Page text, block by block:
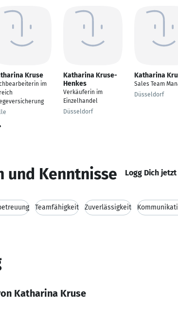
Kruse
im
Katharina Kruse-
Henkes
Verkäuferin im
Einzelhandel
Düsseldorf
Katharina
Sales Team
Düsseldorf
und Kenntnisse Logg Dich
Teamfähigkeit Zuverlässigkeit
Katharina Kruse